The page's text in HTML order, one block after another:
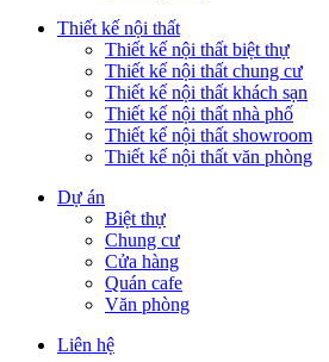
Thiết kế nội thất
Thiết kế nội thất biệt thự
Thiết kế nội thất chung cư
Thiết kế nội thất khách sạn
Thiết kế nội thất nhà phố
Thiết kế nội thất showroom
Thiết kế nội thất văn phòng
Dự án
Biệt thự
Chung cư
Cửa hàng
Quán cafe
Văn phòng
Liên hệ